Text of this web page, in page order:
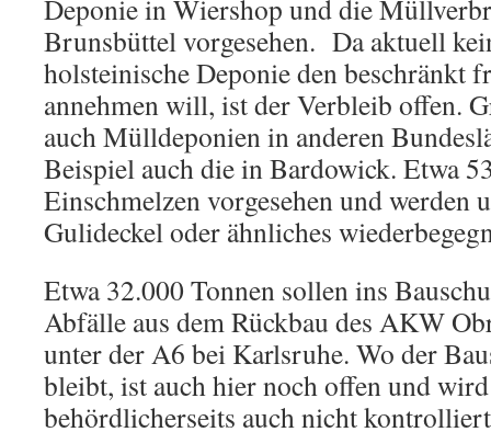
Deponie in Wiershop und die
Brunsbüttel vorgesehen. Da aktuell
holsteinische Deponie den beschränkt
annehmen will, ist der Verbleib offen.
auch Mülldeponien in anderen
Beispiel auch die in Bardowick. Etwa
Einschmelzen vorgesehen und werden
Gulideckel oder ähnliches
Etwa 32.000 Tonnen sollen ins
Abfälle aus dem Rückbau des AKW
unter der A6 bei Karlsruhe. Wo der
bleibt, ist auch hier noch offen und
behördlicherseits auch nicht